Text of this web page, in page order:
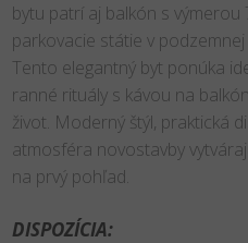
bytu patrí aj balkón s výmerou
parkovacie státie v podzemnej
Tento elegantný byt ponúka
ranné rituály s kávou na
život. Moderný štýl, praktická
atmosféra novostavby
na prvý pohľad.
DISPOZÍCIA: